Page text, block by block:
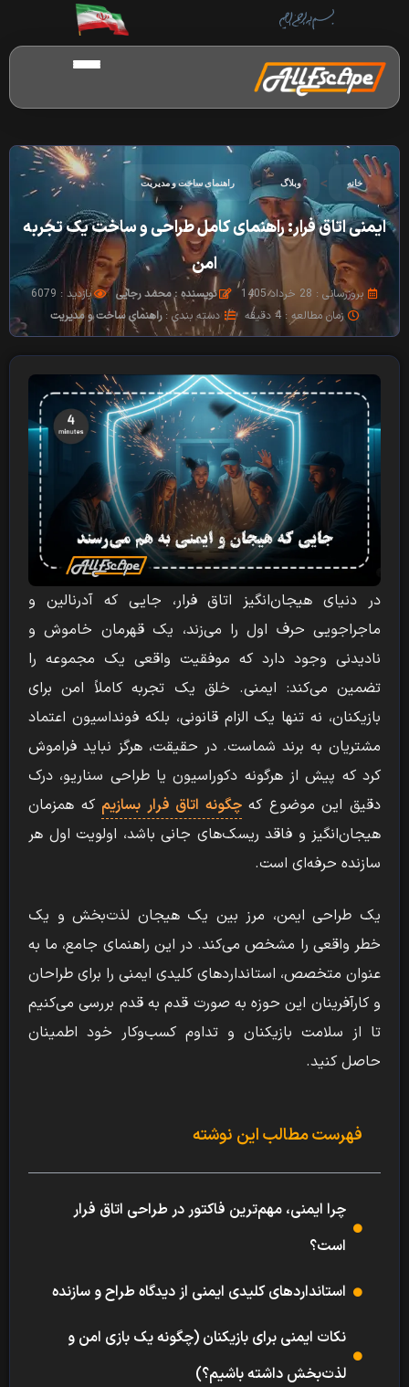
خانه وبلاگ > راهنمای ساخت و مدیریت
ایمنی اتاق فرار: راهنمای کامل طراحی و ساخت یک تجربه
امن
بروزرسانی : 28 خرداد 1405 نویسنده : محمد رجایی
بازدید : 6079
زمان مطالعه : 4 دقیقه
دسته بندی : راهنمای ساخت و مدیریت
در دنیای هیجان‌انگیز اتاق فرار، جایی که آدرنالین و
ماجراجویی حرف اول را می‌زند، یک قهرمان خاموش و
نادیدنی وجود دارد که موفقیت واقعی یک مجموعه را
تضمین می‌کند: ایمنی. خلق یک تجربه کاملاً امن برای
بازیکنان، نه تنها یک الزام قانونی، بلکه فونداسیون اعتماد
مشتریان به برند شماست. در حقیقت، هرگز نباید فراموش
کرد که پیش از هرگونه دکوراسیون یا طراحی سناریو، درک
دقیق این موضوع کهچگونه اتاق فرار بسازیمکه همزمان
هیجان‌انگیز و فاقد ریسک‌های جانی باشد، اولویت اول هر
سازنده حرفه‌ای است.
یک طراحی ایمن، مرز بین یک هیجان لذت‌بخش و یک
خطر واقعی را مشخص می‌کند. در این راهنمای جامع، ما به
عنوان متخصص، استانداردهای کلیدی ایمنی را برای طراحان
و کارآفرینان این حوزه به صورت قدم به قدم بررسی می‌کنیم
تا از سلامت بازیکنان و تداوم کسب‌وکار خود اطمینان
حاصل کنید.
فهرست مطالب این نوشته
چرا ایمنی، مهم‌ترین فاکتور در طراحی اتاق فرار
است؟
استانداردهای کلیدی ایمنی از دیدگاه طراح و سازنده
نکات ایمنی برای بازیکنان (چگونه یک بازی امن و
لذت‌بخش داشته باشیم؟)